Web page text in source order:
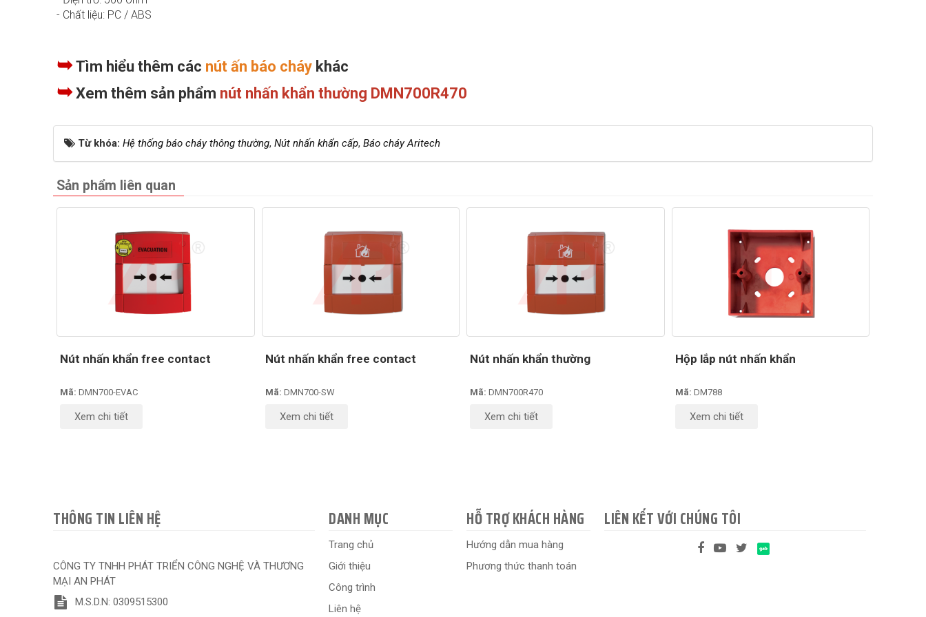
- Chất liệu: PC / ABS
➥Tìm hiểu thêm các nút ấn báo cháy khác
➥Xem thêm sản phẩm nút nhấn khẩn thường DMN700R470
Từ khóa: Hệ thống báo cháy thông thường, Nút nhấn khẩn cấp, Báo cháy Aritech
Sản phẩm liên quan
Nút nhấn khẩn free contact
Mã: DMN700-EVAC
Xem chi tiết
Nút nhấn khẩn free contact
Mã: DMN700-SW
Xem chi tiết
Nút nhấn khẩn thường
Mã: DMN700R470
Xem chi tiết
Hộp lắp nút nhấn khẩn
Mã: DM788
Xem chi tiết
THÔNG TIN LIÊN HỆ
CÔNG TY TNHH PHÁT TRIỂN CÔNG NGHỆ VÀ THƯƠNG
MẠI AN PHÁT
M.S.D.N: 0309515300
DANH MỤC
Trang chủ
Giới thiệu
Công trình
Liên hệ
HỖ TRỢ KHÁCH HÀNG
Hướng dẫn mua hàng
Phương thức thanh toán
LIÊN KẾT VỚI CHÚNG TÔI